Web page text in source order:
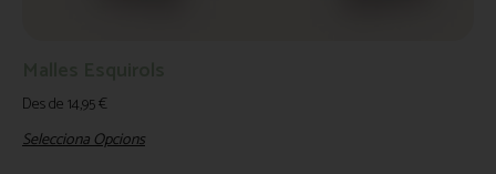
Des de14,95€
Selecciona Opcions